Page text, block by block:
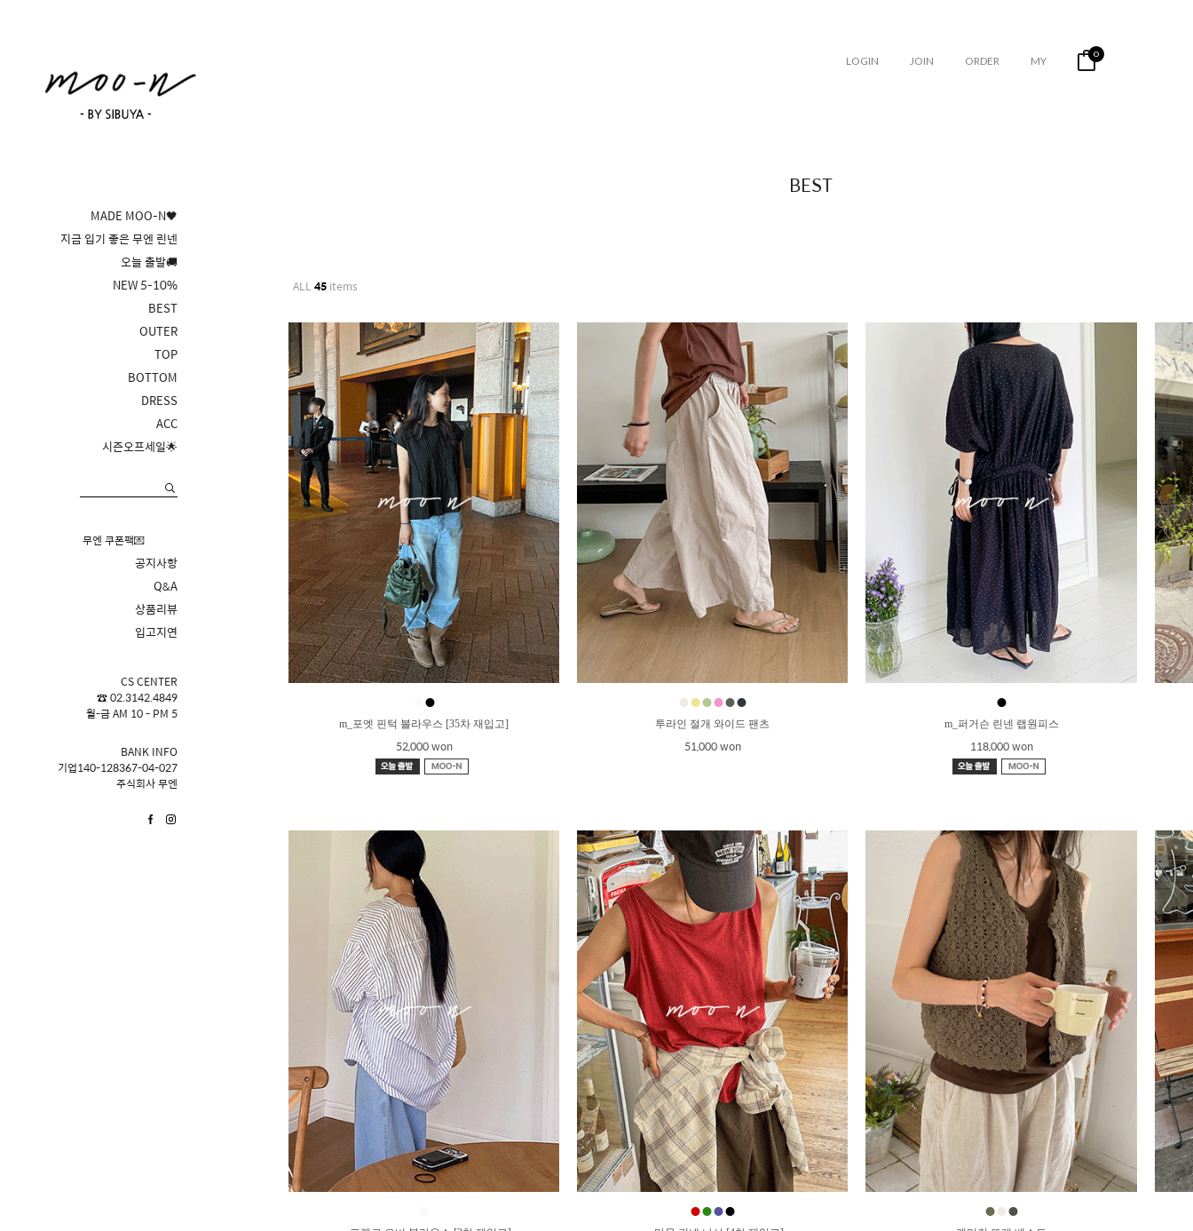
LOGIN JOIN ORDER MY 0
MADE MOO-N🖤
지금 입기 좋은 무엔 린넨
오늘 출발🚚
NEW 5-10%
BEST
OUTER
TOP
BOTTOM
DRESS
ACC
시즌오프세일🌟
무엔 쿠폰팩💌
공지사항
Q&A
상품리뷰
입고지연
CS CENTER
☎ 02.3142.4849
월-금 AM 10 - PM 5
BANK INFO
기업140-128367-04-027
주식회사 무엔
BEST
ALL 45 items
●
m_포엣 핀턱 블라우스 [35차 재입고]
52,000 won
●●●●●●
투라인 절개 와이드 팬츠
51,000 won
●
m_퍼거슨 린넨 랩원피스
118,000 won
●●●● ● ●●